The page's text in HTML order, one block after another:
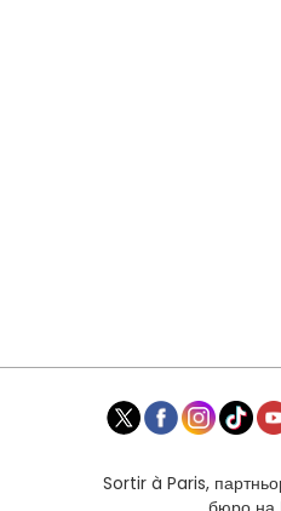
Sortir à Paris,